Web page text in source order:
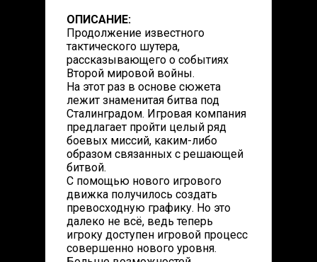
ОПИСАНИЕ:
Продолжение известного
тактического шутера,
рассказывающего о событиях
Второй мировой войны.
На этот раз в основе сюжета
лежит знаменитая битва под
Сталинградом. Игровая компания
предлагает пройти целый ряд
боевых миссий, каким-либо
образом связанных с решающей
битвой.
С помощью нового игрового
движка получилось создать
превосходную графику. Но это
далеко не всё, ведь теперь
игроку доступен игровой процесс
совершенно нового уровня.